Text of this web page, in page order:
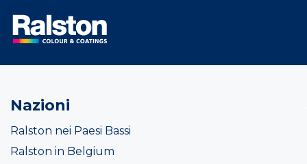
Nazioni
Ralston nei Paesi Bassi
Ralston in Belgium